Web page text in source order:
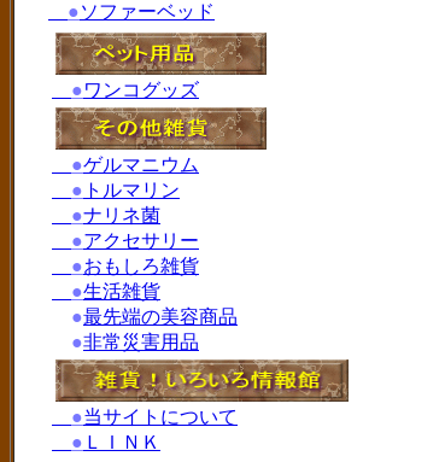
●ソファーベッド
●ワンコグッズ
●ゲルマニウム
● トルマリン
●ナリネ菌
●アクセサリー
●おもしろ雑貨
●生活雑貨
●最先端の美容商品
●非常災害用品
●当サイトについて
● ＬＩＮＫ